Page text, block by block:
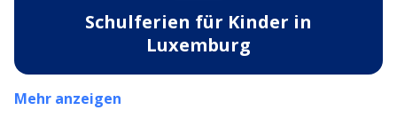
Schulferien für Kinder in
Luxemburg
Mehr anzeigen